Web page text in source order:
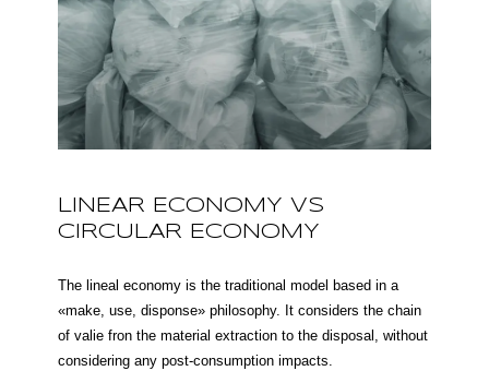
LINEAR ECONOMY VS
CIRCULAR ECONOMY
The lineal economy is the traditional model based in a
«make, use, disponse» philosophy. It considers the chain
of valie fron the material extraction to the disposal, without
considering any post-consumption impacts.